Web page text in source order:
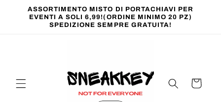
direttamente
ai contenuti
ASSORTIMENTO MISTO DI PORTACHIAVI PER
EVENTI A SOLI 6,99!(ORDINE MINIMO 20 PZ)
SPEDIZIONE SEMPRE GRATUITA!
Carrello